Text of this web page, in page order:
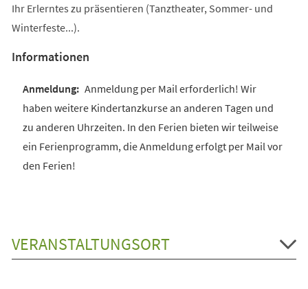
Ihr Erlerntes zu präsentieren (Tanztheater, Sommer- und
Winterfeste...).
Informationen
Anmeldung per Mail erforderlich! Wir
haben weitere Kindertanzkurse an anderen Tagen und
zu anderen Uhrzeiten. In den Ferien bieten wir teilweise
ein Ferienprogramm, die Anmeldung erfolgt per Mail vor
den Ferien!
VERANSTALTUNGSORT